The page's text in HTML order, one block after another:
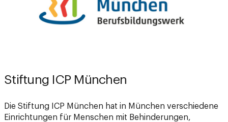
Stiftung ICP München
Die Stiftung ICP München hat in München verschiedene
Einrichtungen für Menschen mit Behinderungen,